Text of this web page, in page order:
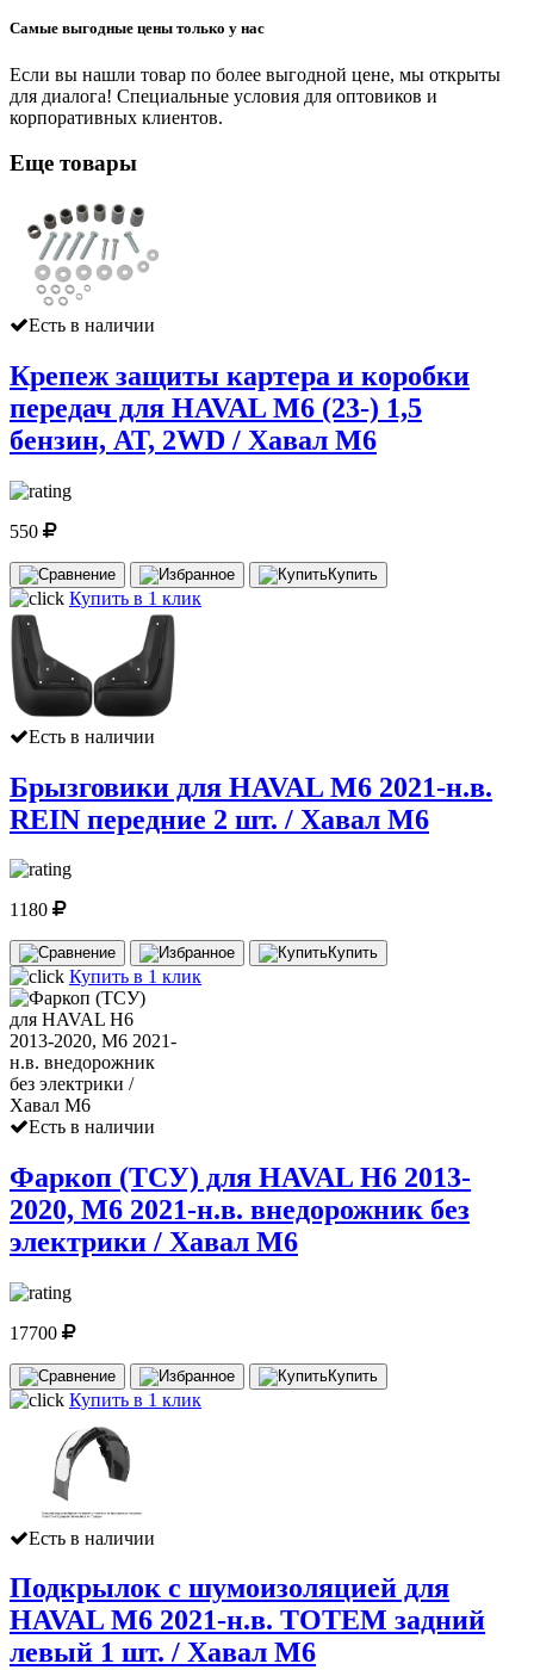
Самые выгодные цены только у нас
Если вы нашли товар по более выгодной цене, мы открыты
для диалога! Специальные условия для оптовиков и
корпоративных клиентов.
Еще товары
Есть в наличии
Крепеж защиты картера и коробки
передач для HAVAL M6 (23-) 1,5
бензин, AT, 2WD / Хавал М6
550
Купить
Купить в 1 клик
Есть в наличии
Брызговики для HAVAL M6 2021-н.в.
REIN передние 2 шт. / Хавал М6
1180
Купить
Купить в 1 клик
Есть в наличии
Фаркоп (ТСУ) для HAVAL H6 2013-
2020, M6 2021-н.в. внедорожник без
электрики / Хавал М6
17700
Купить
Купить в 1 клик
Есть в наличии
Подкрылок с шумоизоляцией для
HAVAL M6 2021-н.в. TOTEM задний
левый 1 шт. / Хавал М6